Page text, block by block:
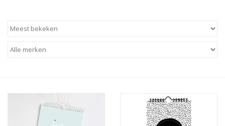
Kinderen
Stationery & Gifts